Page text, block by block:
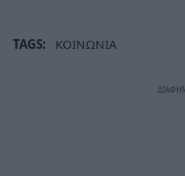
TAGS: ΚΟΙΝΩΝΙΑ